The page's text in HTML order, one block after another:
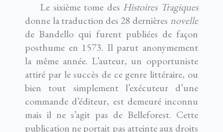
Le sixième tome des Histoires Tragiques
donne la traduction des 28 dernières novelle
de Bandello qui furent publiées de façon
posthume en 1573. Il parut anonymement
la même année. L’auteur, un opportuniste
attiré par le succès de ce genre littéraire, ou
bien tout simplement l’exécuteur d’une
commande d’éditeur, est demeuré inconnu
mais il ne s’agit pas de Belleforest. Cette
publication ne portait pas atteinte aux droits